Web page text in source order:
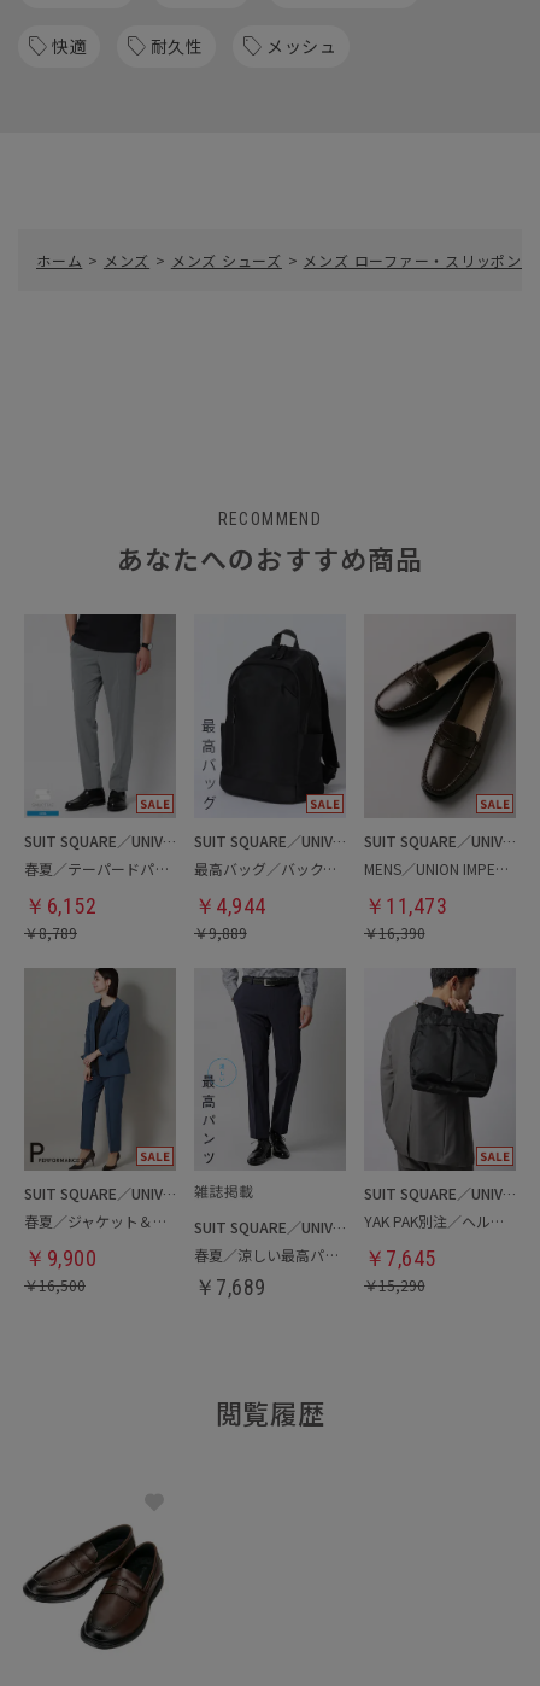
快適 耐久性 メッシュ
ホーム > メンズ > メンズ シューズ > メンズ ローファー・スリッポン
RECOMMEND
あなたへのおすすめ商品
SUIT SQUARE／UNIVERSAL LANGUAGE
春夏／テーパードパンツ
￥ 6,152
￥8,789
SUIT SQUARE／UNIVERSAL LANGUAGE
最高バッグ／バックパック
￥ 4,944
￥9,889
SUIT SQUARE／UNIVERSAL LANGUAGE
MENS／UNION IMPERIAL監修／コインローファー
￥ 11,473
￥16,390
SUIT SQUARE／UNIVERSAL LANGUAGE／WHITE
春夏／ジャケット＆パンツセットアップ／洗濯ネット付き
￥ 9,900
￥16,500
SUIT SQUARE／UNIVERSAL LANGUAGE
春夏／涼しい最高パンツ
￥ 7,689
SUIT SQUARE／UNIVERSAL LANGUAGE
YAK PAK別注／ヘルメットバッグ
￥ 7,645
￥15,290
閲覧履歴